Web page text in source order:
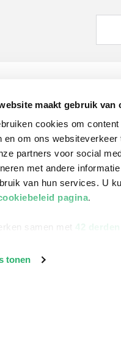
maakt gebruik van
cookies om
en om ons
partners voor social
met andere
van hun services. U
pagina.
samen met 42 derden
tonen
Winkels en
Cadeaukaarten
Staatsloterij